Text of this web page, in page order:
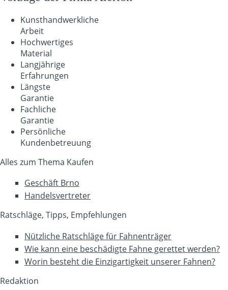
Kunsthandwerkliche
Arbeit
Hochwertiges
Material
Langjährige
Erfahrungen
Längste
Garantie
Fachliche
Garantie
Persönliche
Kundenbetreuung
Alles zum Thema Kaufen
Geschäft Brno
Handelsvertreter
Ratschläge, Tipps, Empfehlungen
Nützliche Ratschläge für Fahnenträger
Wie kann eine beschädigte Fahne gerettet werden?
Worin besteht die Einzigartigkeit unserer Fahnen?
Redaktion